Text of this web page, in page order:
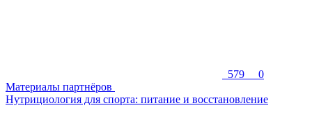
579
0
Материалы партнёров
Нутрициология для спорта: питание и восстановление